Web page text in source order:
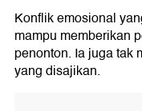
Konflik emosional
mampu memberikan
penonton. Ia juga tak
yang disajikan.